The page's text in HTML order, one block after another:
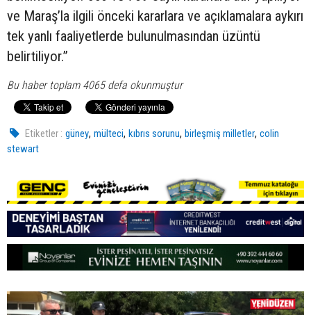
ve Maraş’la ilgili önceki kararlara ve açıklamalara aykırı
tek yanlı faaliyetlerde bulunulmasından üzüntü
belirtiliyor.”
Bu haber toplam 4065 defa okunmuştur
Etiketler : güney,mülteci,kıbrıs sorunu,birleşmiş milletler,colin
stewart